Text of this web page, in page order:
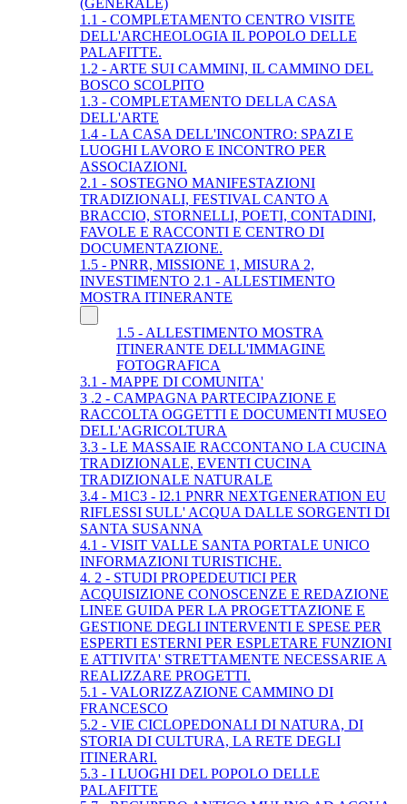
1.1 - COMPLETAMENTO CENTRO VISITE
DELL'ARCHEOLOGIA IL POPOLO DELLE
PALAFITTE.
1.2 - ARTE SUI CAMMINI, IL CAMMINO DEL
BOSCO SCOLPITO
1.3 - COMPLETAMENTO DELLA CASA
DELL'ARTE
1.4 - LA CASA DELL'INCONTRO: SPAZI E
LUOGHI LAVORO E INCONTRO PER
ASSOCIAZIONI.
2.1 - SOSTEGNO MANIFESTAZIONI
TRADIZIONALI, FESTIVAL CANTO A
BRACCIO, STORNELLI, POETI, CONTADINI,
FAVOLE E RACCONTI E CENTRO DI
DOCUMENTAZIONE.
1.5 - PNRR, MISSIONE 1, MISURA 2,
INVESTIMENTO 2.1 - ALLESTIMENTO
MOSTRA ITINERANTE
1.5 - ALLESTIMENTO MOSTRA
ITINERANTE DELL'IMMAGINE
FOTOGRAFICA
3.1 - MAPPE DI COMUNITA'
3 .2 - CAMPAGNA PARTECIPAZIONE E
RACCOLTA OGGETTI E DOCUMENTI MUSEO
DELL'AGRICOLTURA
3.3 - LE MASSAIE RACCONTANO LA CUCINA
TRADIZIONALE, EVENTI CUCINA
TRADIZIONALE NATURALE
3.4 - M1C3 - I2.1 PNRR NEXTGENERATION EU
RIFLESSI SULL' ACQUA DALLE SORGENTI DI
SANTA SUSANNA
4.1 - VISIT VALLE SANTA PORTALE UNICO
INFORMAZIONI TURISTICHE.
4. 2 - STUDI PROPEDEUTICI PER
ACQUISIZIONE CONOSCENZE E REDAZIONE
LINEE GUIDA PER LA PROGETTAZIONE E
GESTIONE DEGLI INTERVENTI E SPESE PER
ESPERTI ESTERNI PER ESPLETARE FUNZIONI
E ATTIVITA' STRETTAMENTE NECESSARIE A
REALIZZARE PROGETTI.
5.1 - VALORIZZAZIONE CAMMINO DI
FRANCESCO
5.2 - VIE CICLOPEDONALI DI NATURA, DI
STORIA DI CULTURA, LA RETE DEGLI
ITINERARI.
5.3 - I LUOGHI DEL POPOLO DELLE
PALAFITTE